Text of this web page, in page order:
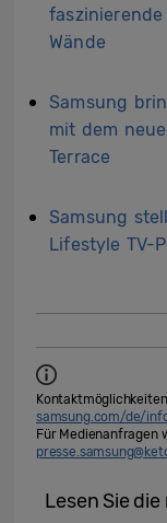
Wände
Samsung
mit dem
Terrace
Samsung
Lifestyle TV-
samsung.com/de/
Für Medienanfragen
Lesen Sie